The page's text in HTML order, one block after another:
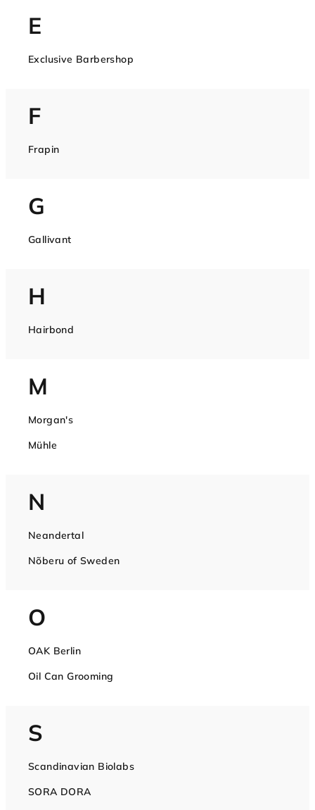
E
Exclusive Barbershop
F
Frapin
G
Gallivant
H
Hairbond
M
Morgan's
Mühle
N
Neandertal
Nõberu of Sweden
O
OAK Berlin
Oil Can Grooming
S
Scandinavian Biolabs
SORA DORA